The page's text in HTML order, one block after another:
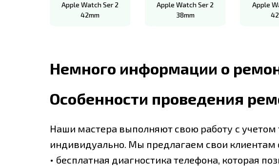
Apple Watch Ser 2
42mm
Apple Watch Ser 2
38mm
Apple
Немного информации о
Особенности проведения
Наши мастера выполняют свою работу с учетом
индивидуально. Мы предлагаем свои
бесплатная диагностика телефона, которая